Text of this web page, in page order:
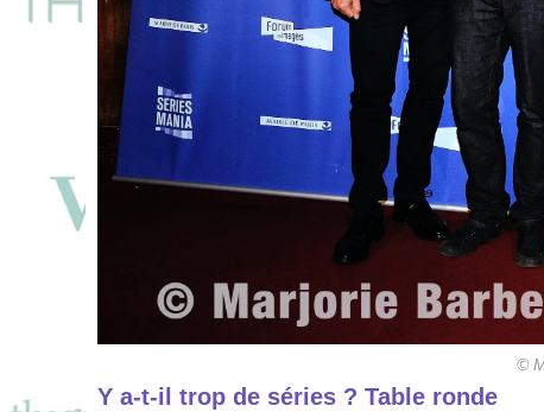
©
Y a-t-il trop de séries ? Table ronde